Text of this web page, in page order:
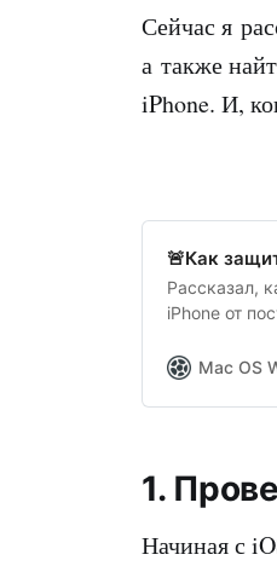
Сейчас я
а также
iPhone. И,
🚨Как
Рассказал,
iPhone от
Mac OS
1.
Начиная с